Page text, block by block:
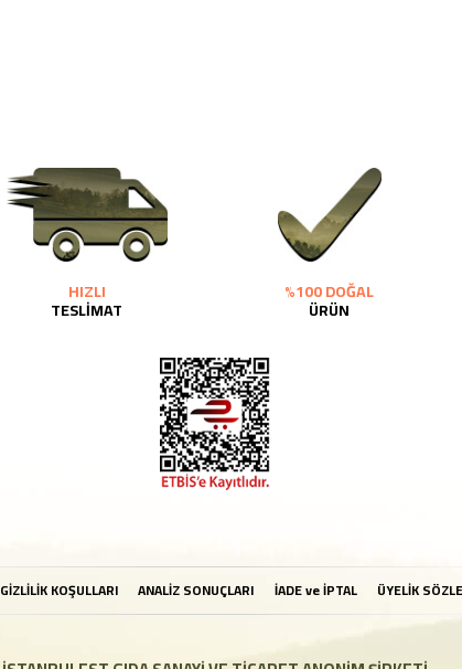
HIZLI
TESLİMAT
%100 DOĞAL
ÜRÜN
GİZLİLİK KOŞULLARI ANALİZ SONUÇLARI İADE ve İPTAL ÜYELİK